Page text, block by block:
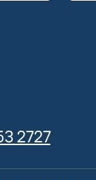
2727